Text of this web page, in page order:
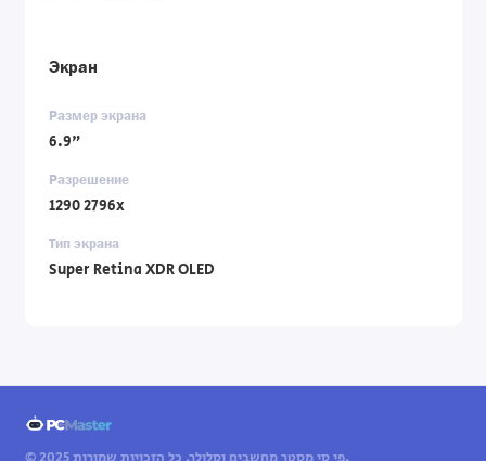
Экран
Размер экрана
6.9"
Разрешение
1290 2796x
Тип экрана
Super Retina XDR OLED